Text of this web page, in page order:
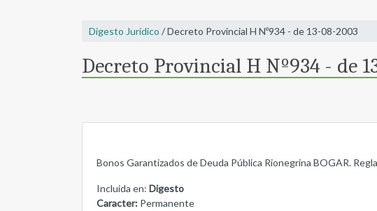
Digesto Jurídico / Decreto Provincial H Nº934 - de 13-08-2003
Decreto Provincial H Nº934 - de
Bonos Garantizados de Deuda Pública Rionegrina BOGAR.
Incluida en: Digesto
Caracter: Permanente